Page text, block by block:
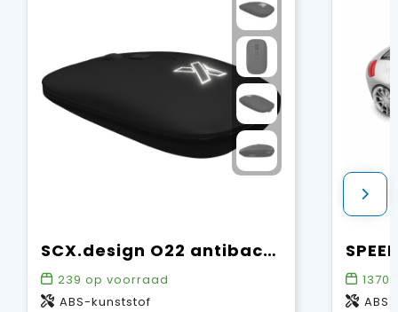
SCX.design O22 antibacteriële draadloze muis met oplichtend logo
239 op voorraad
ABS-kunststof
1370
ABS